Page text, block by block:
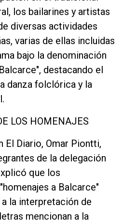
los bailarines y artistas
diversas actividades
varias de ellas incluidas
bajo la denominación
destacando el
danza folclórica y la
LOS HOMENAJES
El Diario, Omar Piontti,
de la delegación
que los
a Balcarce"
la interpretación de
mencionan a la